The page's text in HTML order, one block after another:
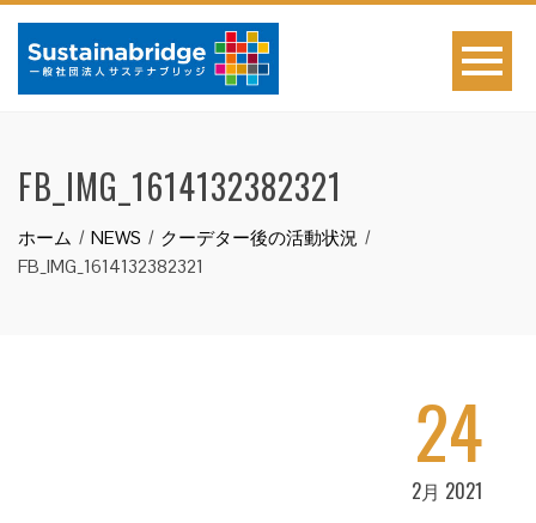
FB_IMG_1614132382321
ホーム NEWS
クーデター後の活動状況
FB_IMG_1614132382321
24
2月 2021